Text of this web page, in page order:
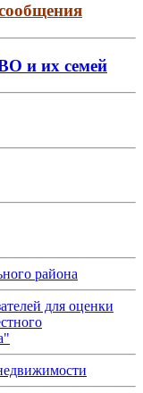
и их семей
района
для оценки